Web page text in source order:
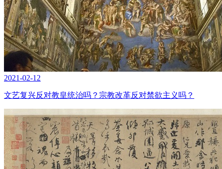
2021-02-12
文艺复兴反对教皇统治吗？宗教改革反对禁欲主义吗？